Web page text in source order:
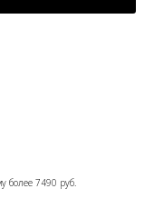
более 7490 руб.